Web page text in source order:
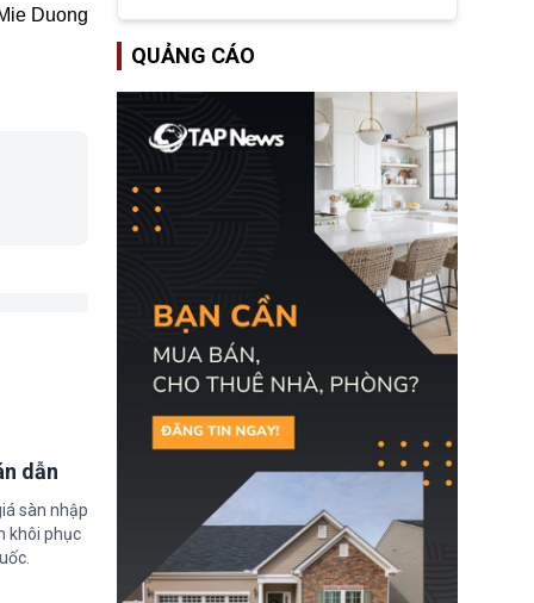
Duong
dẫn
sàn nhập
khôi phục
Zealand đang mở ra
gan B hoặc viêm gan C
sẽ không còn bị mặc
định không đáp ứng tiêu
chuẩn sức khỏe chỉ vì
chi phí điều trị khi nộp hồ
sơ xin visa cư trú.
QUẢNG CÁO